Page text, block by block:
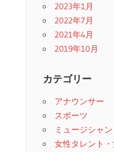
2023年1月
2022年7月
2021年4月
2019年10月
カテゴリー
アナウンサー
スポーツ
ミュージシャン
女性タレント